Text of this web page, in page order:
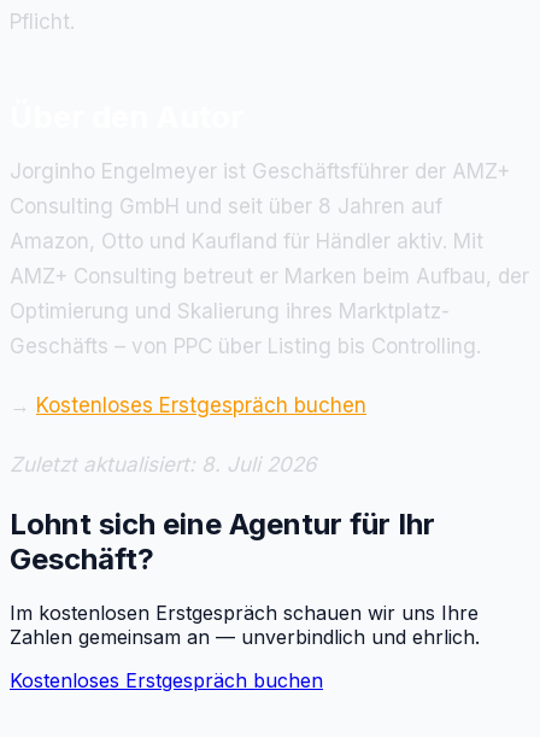
Pflicht.
Jorginho Engelmeyer ist Geschäftsführer der AMZ+
Consulting GmbH und seit über 8 Jahren auf
Amazon, Otto und Kaufland für Händler aktiv. Mit
AMZ+ Consulting betreut er Marken beim Aufbau, der
Optimierung und Skalierung ihres Marktplatz-
Geschäfts – von PPC über Listing bis Controlling.
→ Kostenloses Erstgespräch buchen
Zuletzt aktualisiert: 8. Juli 2026
Lohnt sich eine Agentur für Ihr
Geschäft?
Im kostenlosen Erstgespräch schauen wir uns Ihre
Zahlen gemeinsam an — unverbindlich und ehrlich.
Kostenloses Erstgespräch buchen